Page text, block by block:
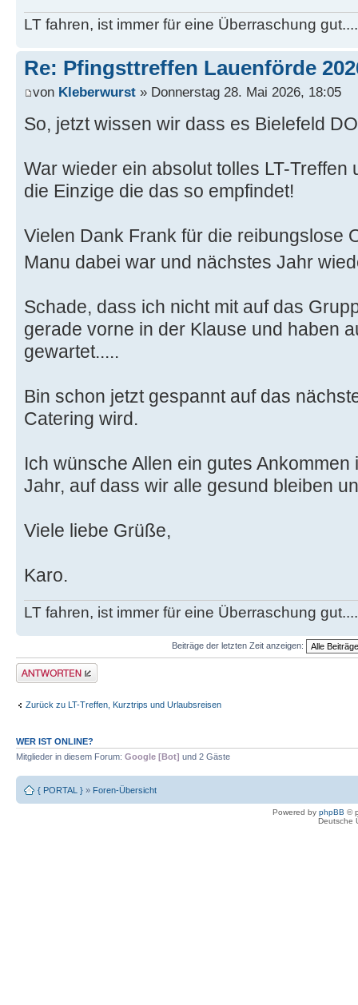
LT fahren, ist immer für eine Überraschung
Re: Pfingsttreffen Lauenförde
von Kleberwurst » Donnerstag 28. Mai 2026, 18:05
So, jetzt wissen wir dass es Bielefeld
War wieder ein absolut tolles LT-
die Einzige die das so empfindet!
Vielen Dank Frank für die reibungslose
Manu dabei war und nächstes Jahr
Schade, dass ich nicht mit auf das
gerade vorne in der Klause und haben
gewartet.....
Bin schon jetzt gespannt auf das
Catering wird.
Ich wünsche Allen ein gutes
Jahr, auf dass wir alle gesund bleiben
Viele liebe Grüße,
Karo.
LT fahren, ist immer für eine Überraschung
Beiträge der letzten Zeit anzeigen:
Antwort erstellen
Zurück zu LT-Treffen, Kurztrips und Urlaubsreisen
WER IST ONLINE?
Mitglieder in diesem Forum: Google [Bot] und 2 Gäste
{ PORTAL } » Foren-Übersicht
Powered by phpBB ©
Deutsche